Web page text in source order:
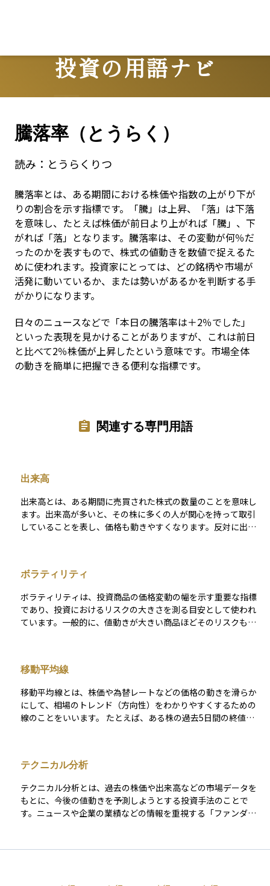
投資の用語ナビ
Terms
騰落率（とうらく）
読み： とうらくりつ
騰落率とは、ある期間における株価や指数の上がり下が
りの割合を示す指標です。「騰」は上昇、「落」は下落
を意味し、たとえば株価が前日より上がれば「騰」、下
がれば「落」となります。騰落率は、その変動が何％だ
ったのかを表すもので、株式の値動きを数値で捉えるた
めに使われます。投資家にとっては、どの銘柄や市場が
活発に動いているか、または勢いがあるかを判断する手
がかりになります。
日々のニュースなどで「本日の騰落率は＋2％でした」
といった表現を見かけることがありますが、これは前日
と比べて2％株価が上昇したという意味です。市場全体
の動きを簡単に把握できる便利な指標です。
関連する専門用語
出来高
出来高とは、ある期間に売買された株式の数量のことを意味し
ます。出来高が多いと、その株に多くの人が関心を持って取引
していることを表し、価格も動きやすくなります。反対に出来
ボラティリティ
ボラティリティは、投資商品の価格変動の幅を示す重要な指標
であり、投資におけるリスクの大きさを測る目安として使われ
ています。一般的に、値動きが大きい商品ほどそのリスクも高
は、このボラティリティを標準偏差という統計的手法で数値化
し、それを商品のリスク度合いとして評価するのが一般的で
す。このため、投資判断においては、ボラティリティの大きい
商品は高リスク、小さい商品は低リスクと判断されます。
移動平均線
移動平均線とは、株価や為替レートなどの価格の動きを滑らか
にして、相場のトレンド（方向性）をわかりやすくするための
線のことをいいます。 たとえば、ある株の過去5日間の終値を
は、短期（例：5日）、中期（例：25日）、長期（例：75日や2
00日）といったさまざまな期間の移動平均線が使われ、それぞ
れが売買のタイミングを見極める目安とされます。特に初心者
でも視覚的にトレンドを把握しやすいため、テクニカル分析の
基本として広く利用されています。
テクニカル分析
テクニカル分析とは、過去の株価や出来高などの市場データを
もとに、今後の値動きを予測しようとする投資手法のことで
す。ニュースや企業の業績などの情報を重視する「ファンダメ
ソク足、RSIやMACDといった指標がよく使われます。テクニカ